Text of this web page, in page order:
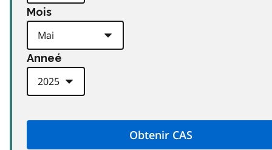
Mois
Anneé